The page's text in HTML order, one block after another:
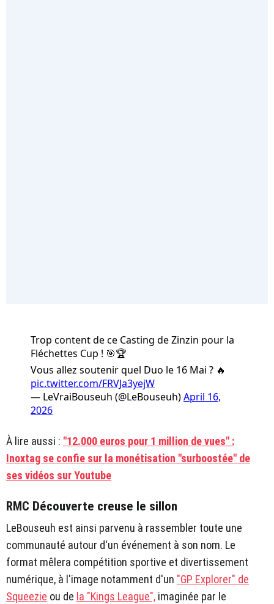
Trop content de ce Casting de Zinzin pour la
Fléchettes Cup ! 🎯🏆
Vous allez soutenir quel Duo le 16 Mai ? 🔥
pic.twitter.com/FRVJa3yejW
— LeVraiBouseuh (@LeBouseuh)April 16,
2026
À lire aussi : "12.000 euros pour 1 million de vues" :
Inoxtag se confie sur la monétisation "surboostée" de
ses vidéos sur Youtube
RMC Découverte creuse le sillon
LeBouseuh est ainsi parvenu à rassembler toute une
communauté autour d'un événement à son nom. Le
format mêlera compétition sportive et divertissement
numérique, à l'image notamment d'un "GP Explorer" de
Squeezie ou de la "Kings League", imaginée par le